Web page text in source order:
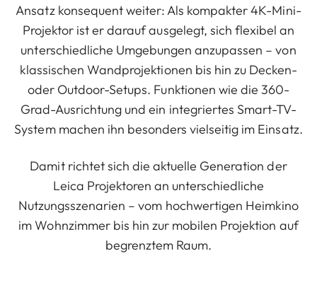
Ansatz konsequent weiter: Als kompakter 4K-Mini-
Projektor ist er darauf ausgelegt, sich flexibel an
unterschiedliche Umgebungen anzupassen – von
klassischen Wandprojektionen bis hin zu Decken-
oder Outdoor-Setups. Funktionen wie die 360-
Grad-Ausrichtung und ein integriertes Smart-TV-
System machen ihn besonders vielseitig im Einsatz.
Damit richtet sich die aktuelle Generation der
Leica Projektoren an unterschiedliche
Nutzungsszenarien – vom hochwertigen Heimkino
im Wohnzimmer bis hin zur mobilen Projektion auf
begrenztem Raum.